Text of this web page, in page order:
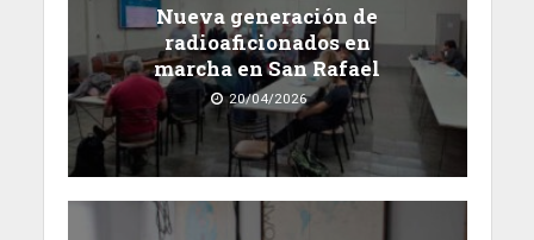
Nueva generación de
radioaficionados en
marcha en San Rafael
20/04/2026